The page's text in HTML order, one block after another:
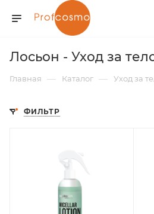
Лосьон - Уход за
Главная — Каталог — Уход за
ФИЛЬТР